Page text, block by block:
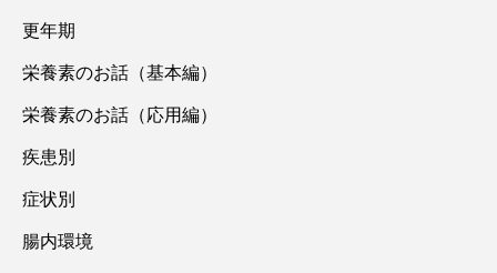
更年期
栄養素のお話（基本編）
栄養素のお話（応用編）
疾患別
症状別
腸内環境